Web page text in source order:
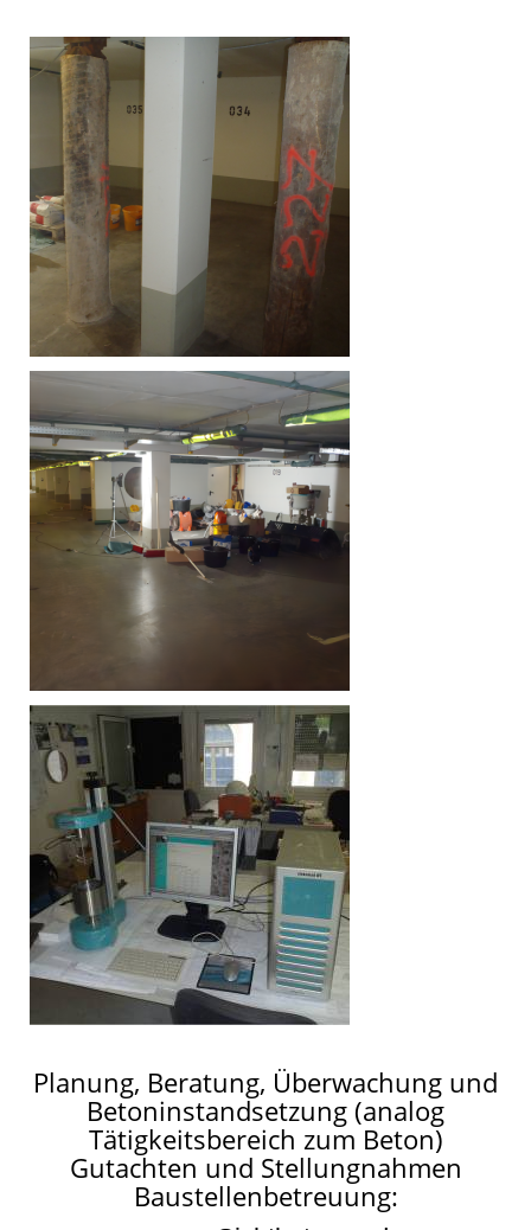
Planung, Beratung, Überwachung und
Betoninstandsetzung (analog
Tätigkeitsbereich zum Beton)
Gutachten und Stellungnahmen
Baustellenbetreuung: